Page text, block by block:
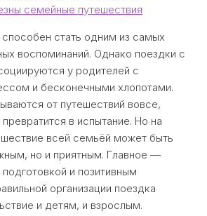
семейные путешествия
стать одним из самых
воспоминаний. Однако поездки с
у родителей с
и бесконечными хлопотами.
от путешествий вовсе,
в испытание. Но на
всей семьёй может быть
но и приятным. Главное —
и позитивным
организации поездка
и детям, и взрослым.